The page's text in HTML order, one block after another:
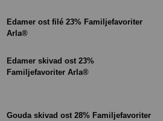
Edamer ost filé 23% Familjefavoriter
Arla®
Edamer skivad ost 23%
Familjefavoriter Arla®
Gouda skivad ost 28% Familjefavoriter